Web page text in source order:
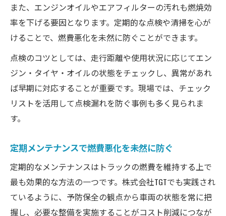
また、エンジンオイルやエアフィルターの汚れも燃焼効
率を下げる要因となります。定期的な点検や清掃を心が
けることで、燃費悪化を未然に防ぐことができます。
点検のコツとしては、走行距離や使用状況に応じてエン
ジン・タイヤ・オイルの状態をチェックし、異常があれ
ば早期に対応することが重要です。現場では、チェック
リストを活用して点検漏れを防ぐ事例も多く見られま
す。
定期メンテナンスで燃費悪化を未然に防ぐ
定期的なメンテナンスはトラックの燃費を維持する上で
最も効果的な方法の一つです。株式会社TGTでも実践され
ているように、予防保全の観点から車両の状態を常に把
握し、必要な整備を実施することがコスト削減につなが